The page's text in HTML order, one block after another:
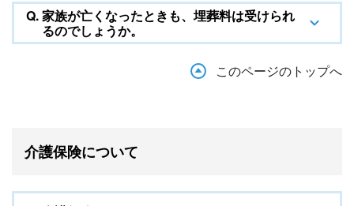
Q.家族が亡くなったときも、埋葬料は受けられ
るのでしょうか。
このページのトップへ
介護保険について